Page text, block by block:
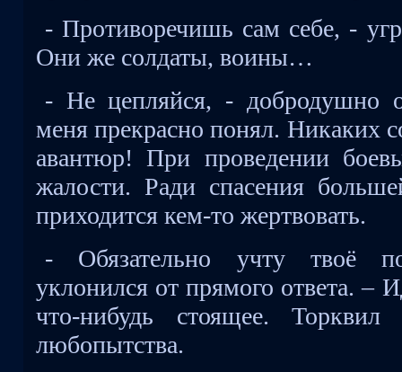
- Противоречишь сам себе, -
Они же солдаты, воины…
- Не цепляйся, - добродушно
меня прекрасно понял. Никаких
авантюр! При проведении
жалости. Ради спасения
приходится кем-то жертвовать.
- Обязательно учту твоё
уклонился от прямого ответа. –
что-нибудь стоящее. Торквил
любопытства.